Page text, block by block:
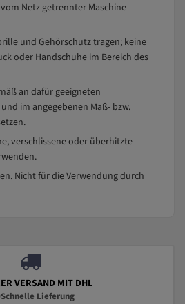
Netz getrennter Maschine
und Gehörschutz tragen; keine
oder Handschuhe im Bereich des
an dafür geeigneten
im angegebenen Maß- bzw.
verschlissene oder überhitzte
Nicht für die Verwendung durch
VERSAND MIT DHL
Lieferung